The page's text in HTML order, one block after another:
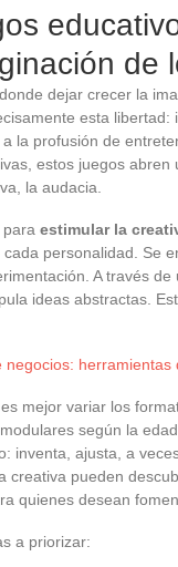
de
dejar crecer la
esta
la profusión de
estos juegos abren
la audacia.
estimular la
cada personalidad. Se
A través
ideas abstractas.
negocios:
, es mejor variar los
según la
inventa, ajusta, a
creativa pueden
quienes desean
a priorizar: